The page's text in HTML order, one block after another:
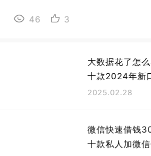
46 3
大数据花了怎
十款2024年新
2025.02.28
微信快速借钱
十款私人加微